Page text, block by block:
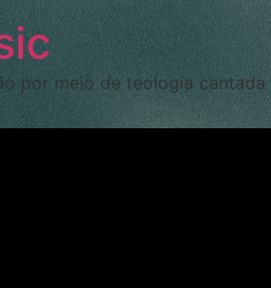
por meio de teologia cantada